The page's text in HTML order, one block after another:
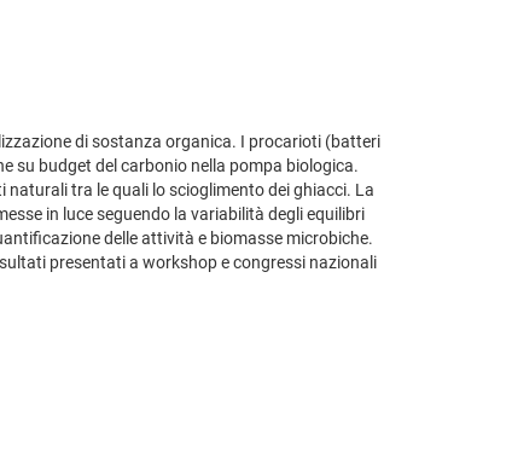
di sostanza organica. I procarioti (batteri
su budget del carbonio nella pompa biologica.
tra le quali lo scioglimento dei ghiacci. La
in luce seguendo la variabilità degli equilibri
delle attività e biomasse microbiche.
presentati a workshop e congressi nazionali